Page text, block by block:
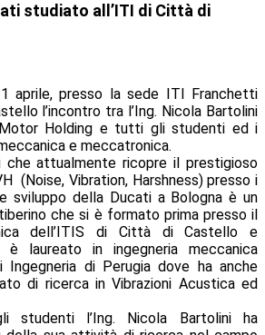
studiato all’ITI di Città di
aprile, presso la sede ITI Franchetti
l’incontro tra l’Ing. Nicola Bartolini
Holding e tutti gli studenti ed i
e meccatronica.
che attualmente ricopre il prestigioso
(Noise, Vibration, Harshness) presso i
sviluppo della Ducati a Bologna è un
che si è formato prima presso il
dell’ITIS di Città di Castello e
è laureato in ingegneria meccanica
di Perugia dove ha anche
di ricerca in Vibrazioni Acustica ed
studenti l’Ing. Nicola Bartolini ha